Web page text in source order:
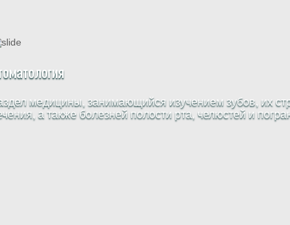
медицины, занимающийся изучением зубов, их
а также болезней полости рта, челюстей и